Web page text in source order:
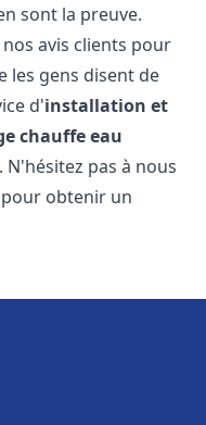
sont la preuve.
avis clients pour
les gens disent de
d'installation et
chauffe eau
. N'hésitez pas à nous
obtenir un